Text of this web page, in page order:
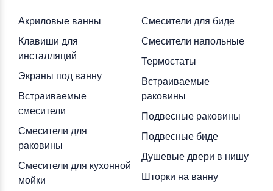
Акриловые ванны
Клавиши для
инсталляций
Экраны под ванну
Встраиваемые
смесители
Смесители для
раковины
Смесители для кухонной
мойки
Смесители для биде
Смесители напольные
Термостаты
Встраиваемые
раковины
Подвесные раковины
Подвесные биде
Душевые двери в нишу
Шторки на ванну